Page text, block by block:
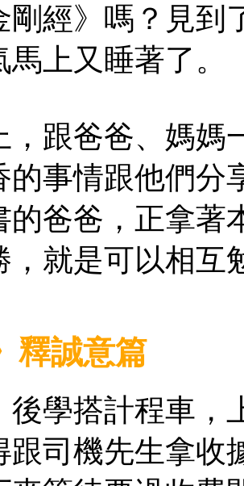
剛經》嗎？見到
上又睡著了。
，跟爸爸、媽媽
的事情跟他們分
的爸爸，正拿著
，就是可以相互
釋誠意篇
後學搭計程車，
跟司機先生拿收